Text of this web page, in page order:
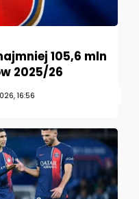
105,6 mln
2025/26
16:56